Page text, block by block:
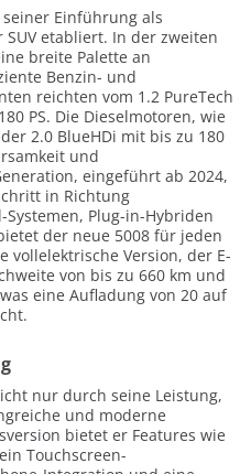
seiner Einführung als
etabliert. In der zweiten
breite Palette an
Benzin- und
reichten vom 1.2 PureTech
PS. Die Dieselmotoren, wie
2.0 BlueHDi mit bis zu 180
und
eingeführt ab 2024,
in Richtung
Plug-in-Hybriden
der neue 5008 für jeden
vollelektrische Version, der E-
von bis zu 660 km und
eine Aufladung von 20 auf
nur durch seine Leistung,
und moderne
bietet er Features wie
Touchscreen-